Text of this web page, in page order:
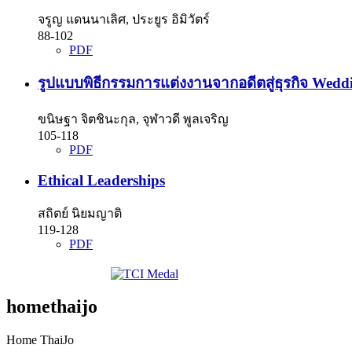
จรูญ แดนนาเลิศ, ประยูร อิมิวัตร์
88-102
PDF
รูปแบบพิธีกรรมการแต่งงานจากอดีตสู่ธุรกิจ
ขนิษฐา จิตชินะกุล, จุฬาวดี พูลเจริญ
105-118
PDF
Ethical Leaderships
สถิตย์ นิยมญาติ
119-128
PDF
homethaijo
Home ThaiJo